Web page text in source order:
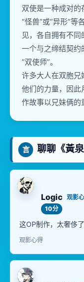
双使是一种成对的
“怪兽”或“异形”等
见，各自拥有不
一个与之缔结契约
“双使师”。
许多大人在双胞兄
他们的力量，因此
作故事以兄妹俩的
言 聊聊《黃泉
Logic 观影
10分
这OP制作，太奢侈
观影心得